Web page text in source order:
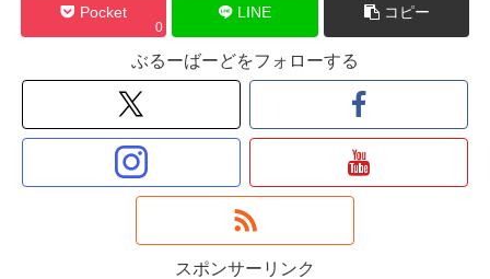
Pocket
0
LINE コピー
ぶるーばーどをフォローする
スポンサーリンク